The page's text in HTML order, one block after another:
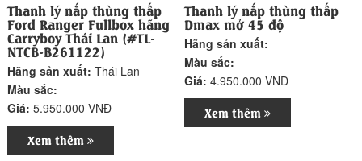
Thanh lý nắp thùng thấp
Ford Ranger Fullbox hãng
Carryboy Thái Lan (#TL-
NTCB-B261122)
Hãng sản xuất:Thái Lan
Màu sắc:
Giá:5.950.000 VNĐ
Xem thêm
Thanh lý nắp thùng thấp
Dmax mở 45 độ
Hãng sản xuất:
Màu sắc:
Giá:4.950.000 VNĐ
Xem thêm